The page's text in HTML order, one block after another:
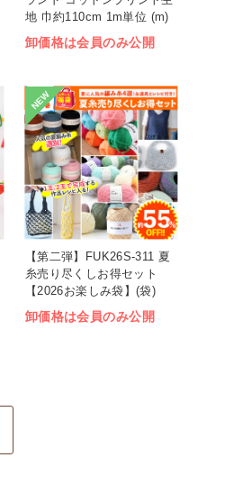
地 巾約110cm 1m単位 (m)
卸価格は会員のみ公開
NEW
【第二弾】FUK26S-311 夏
糸売り尽くしお得セット
【2026お楽しみ袋】(袋)
卸価格は会員のみ公開